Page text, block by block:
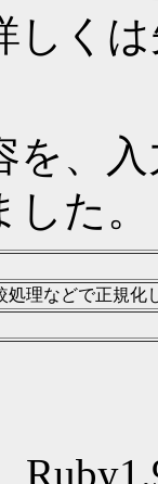
しく
を、
た。
処理などで正規化